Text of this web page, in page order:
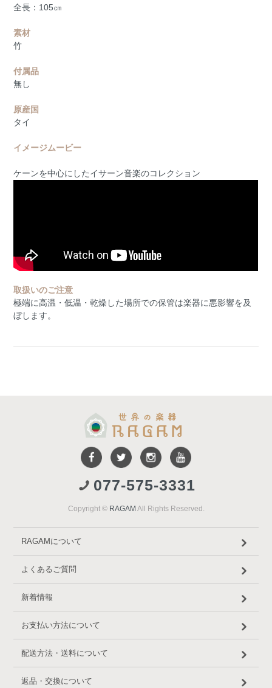
全長：105㎝
素材
竹
付属品
無し
原産国
タイ
イメージムービー
ケーンを中心にしたイサーン音楽のコレクション
取扱いのご注意
極端に高温・低温・乾燥した場所での保管は楽器に悪影響を及
ぼします。
077-575-3331
Copyright © RAGAM All Rights Reserved.
RAGAMについて
よくあるご質問
新着情報
お支払い方法について
配送方法・送料について
返品・交換について